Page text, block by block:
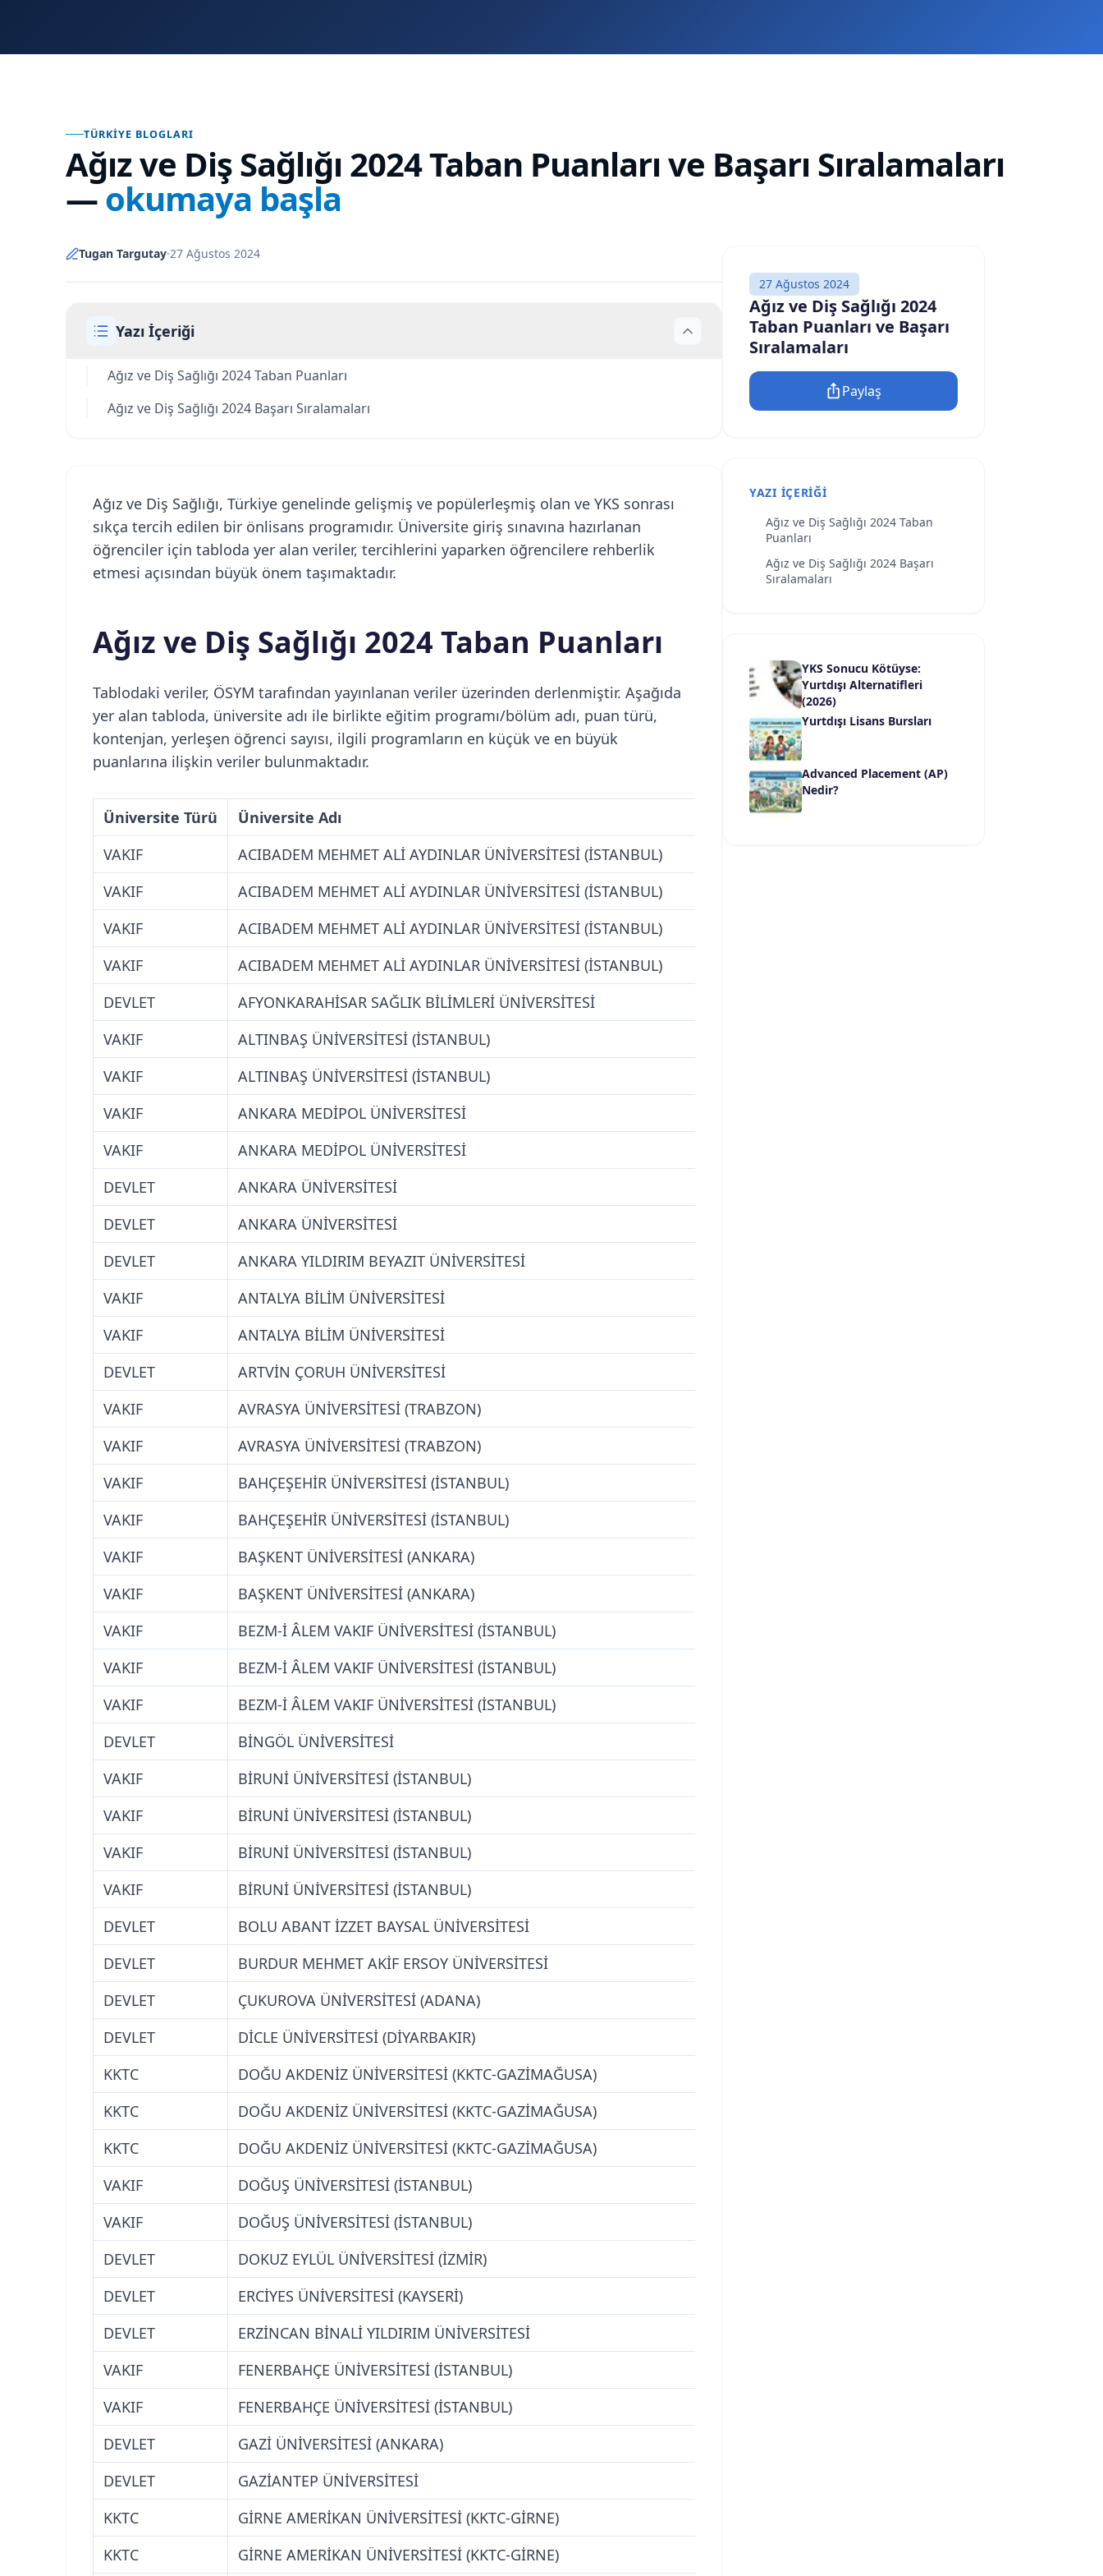
TÜRKIYE BLOGLARI
Ağız ve Diş Sağlığı 2024 Taban Puanları ve Başarı Sıralamaları
—okumaya başla
Tugan Targutay·27 Ağustos 2024
Yazı İçeriği
Ağız ve Diş Sağlığı 2024 Taban Puanları
Ağız ve Diş Sağlığı 2024 Başarı Sıralamaları
Ağız ve Diş Sağlığı, Türkiye genelinde gelişmiş ve popülerleşmiş olan ve YKS sonrası
sıkça tercih edilen bir önlisans programıdır. Üniversite giriş sınavına hazırlanan
öğrenciler için tabloda yer alan veriler, tercihlerini yaparken öğrencilere rehberlik
etmesi açısından büyük önem taşımaktadır.
Ağız ve Diş Sağlığı 2024 Taban Puanları
Tablodaki veriler, ÖSYM tarafından yayınlanan veriler üzerinden derlenmiştir. Aşağıda
yer alan tabloda, üniversite adı ile birlikte eğitim programı/bölüm adı, puan türü,
kontenjan, yerleşen öğrenci sayısı, ilgili programların en küçük ve en büyük
puanlarına ilişkin veriler bulunmaktadır.
Üniversite Türü Üniversite Adı
Fakülte/Yüksekokul Adı
VAKIF
ACIBADEM MEHMET ALİ AYDINLAR ÜNİVERSİTESİ (İSTANBUL)
VAKIF
ACIBADEM MEHMET ALİ AYDINLAR ÜNİVERSİTESİ (İSTANBUL)
VAKIF
ACIBADEM MEHMET ALİ AYDINLAR ÜNİVERSİTESİ (İSTANBUL)
VAKIF
ACIBADEM MEHMET ALİ AYDINLAR ÜNİVERSİTESİ (İSTANBUL)
DEVLET
AFYONKARAHİSAR SAĞLIK BİLİMLERİ ÜNİVERSİTESİ
VAKIF
ALTINBAŞ ÜNİVERSİTESİ (İSTANBUL)
VAKIF
ALTINBAŞ ÜNİVERSİTESİ (İSTANBUL)
VAKIF
ANKARA MEDİPOL ÜNİVERSİTESİ
VAKIF
ANKARA MEDİPOL ÜNİVERSİTESİ
DEVLET
ANKARA ÜNİVERSİTESİ
DEVLET
ANKARA ÜNİVERSİTESİ
DEVLET
ANKARA YILDIRIM BEYAZIT ÜNİVERSİTESİ
VAKIF
ANTALYA BİLİM ÜNİVERSİTESİ
VAKIF
ANTALYA BİLİM ÜNİVERSİTESİ
DEVLET
ARTVİN ÇORUH ÜNİVERSİTESİ
VAKIF
AVRASYA ÜNİVERSİTESİ (TRABZON)
VAKIF
AVRASYA ÜNİVERSİTESİ (TRABZON)
VAKIF
BAHÇEŞEHİR ÜNİVERSİTESİ (İSTANBUL)
VAKIF
BAHÇEŞEHİR ÜNİVERSİTESİ (İSTANBUL)
VAKIF
BAŞKENT ÜNİVERSİTESİ (ANKARA)
VAKIF
BAŞKENT ÜNİVERSİTESİ (ANKARA)
VAKIF
BEZM-İ ÂLEM VAKIF ÜNİVERSİTESİ (İSTANBUL)
VAKIF
BEZM-İ ÂLEM VAKIF ÜNİVERSİTESİ (İSTANBUL)
VAKIF
BEZM-İ ÂLEM VAKIF ÜNİVERSİTESİ (İSTANBUL)
DEVLET
BİNGÖL ÜNİVERSİTESİ
VAKIF
BİRUNİ ÜNİVERSİTESİ (İSTANBUL)
VAKIF
BİRUNİ ÜNİVERSİTESİ (İSTANBUL)
VAKIF
BİRUNİ ÜNİVERSİTESİ (İSTANBUL)
VAKIF
BİRUNİ ÜNİVERSİTESİ (İSTANBUL)
DEVLET
BOLU ABANT İZZET BAYSAL ÜNİVERSİTESİ
DEVLET
BURDUR MEHMET AKİF ERSOY ÜNİVERSİTESİ
DEVLET
ÇUKUROVA ÜNİVERSİTESİ (ADANA)
DEVLET
DİCLE ÜNİVERSİTESİ (DİYARBAKIR)
KKTC
DOĞU AKDENİZ ÜNİVERSİTESİ (KKTC-GAZİMAĞUSA)
KKTC
DOĞU AKDENİZ ÜNİVERSİTESİ (KKTC-GAZİMAĞUSA)
KKTC
DOĞU AKDENİZ ÜNİVERSİTESİ (KKTC-GAZİMAĞUSA)
VAKIF
DOĞUŞ ÜNİVERSİTESİ (İSTANBUL)
VAKIF
DOĞUŞ ÜNİVERSİTESİ (İSTANBUL)
DEVLET
DOKUZ EYLÜL ÜNİVERSİTESİ (İZMİR)
DEVLET
ERCİYES ÜNİVERSİTESİ (KAYSERİ)
DEVLET
ERZİNCAN BİNALİ YILDIRIM ÜNİVERSİTESİ
VAKIF
FENERBAHÇE ÜNİVERSİTESİ (İSTANBUL)
VAKIF
FENERBAHÇE ÜNİVERSİTESİ (İSTANBUL)
DEVLET
GAZİ ÜNİVERSİTESİ (ANKARA)
DEVLET
GAZİANTEP ÜNİVERSİTESİ
KKTC
GİRNE AMERİKAN ÜNİVERSİTESİ (KKTC-GİRNE)
KKTC
GİRNE AMERİKAN ÜNİVERSİTESİ (KKTC-GİRNE)
27 Ağustos 2024
Ağız ve Diş Sağlığı 2024
Taban Puanları ve Başarı
Sıralamaları
Paylaş
YAZI İÇERIĞI
Ağız ve Diş Sağlığı 2024 Taban
Puanları
Ağız ve Diş Sağlığı 2024 Başarı
Sıralamaları
YKS Sonucu Kötüyse:
Yurtdışı Alternatifleri
(2026)
Yurtdışı Lisans Bursları
Advanced Placement (AP)
Nedir?